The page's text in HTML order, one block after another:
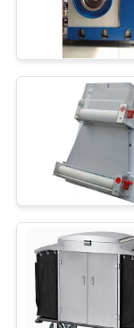
ΕΙΔΉΣΕΙΣ
SITEMAP
PRIVACY
POLICY